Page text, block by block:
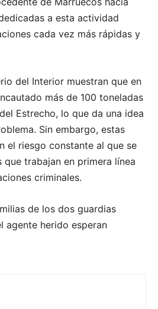
a esta actividad
cada vez más rápidas y
del Interior muestran que en
más de 100 toneladas
Estrecho, lo que da una idea
Sin embargo, estas
el riesgo constante al que se
trabajan en primera línea
criminales.
de los dos guardias
agente herido esperan